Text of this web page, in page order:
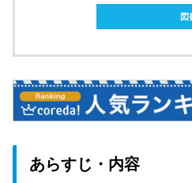
図
あらすじ・内容